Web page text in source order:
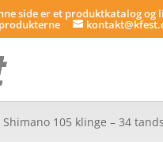
side er et produktkatalog og
105 klinge – 34